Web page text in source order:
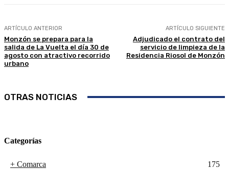
ARTÍCULO ANTERIOR
Monzón se prepara para la
salida de La Vuelta el día 30 de
agosto con atractivo recorrido
urbano
ARTÍCULO SIGUIENTE
Adjudicado el contrato del
servicio de limpieza de la
Residencia Riosol de Monzón
OTRAS NOTICIAS
Categorías
+ Comarca
175